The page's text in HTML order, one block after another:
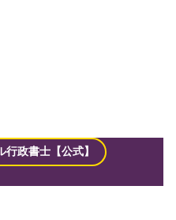
行政書士【公式】